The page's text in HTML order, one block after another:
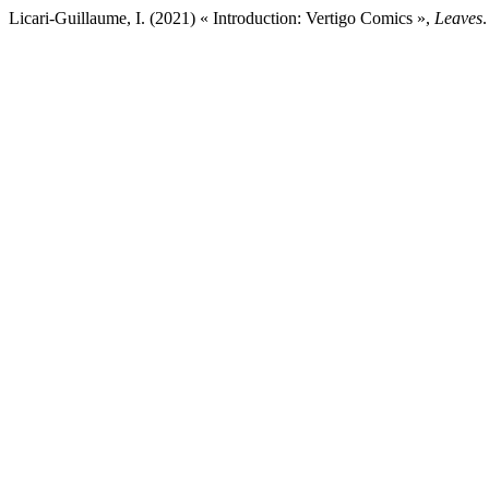
Licari-Guillaume, I. (2021) « Introduction: Vertigo Comics », Leaves